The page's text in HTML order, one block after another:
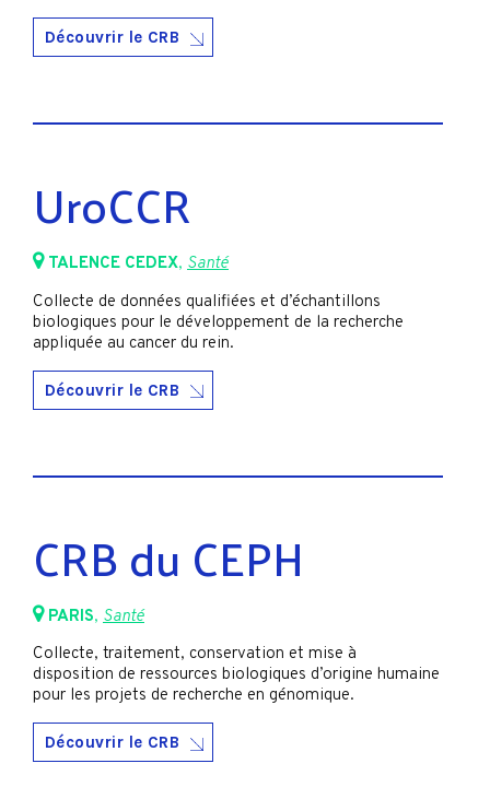
Découvrir le CRB
UroCCR
TALENCE CEDEX, Santé
Collecte de données qualifiées et d’échantillons
biologiques pour le développement de la recherche
appliquée au cancer du rein.
Découvrir le CRB
CRB du CEPH
PARIS, Santé
Collecte, traitement, conservation et mise à
disposition de ressources biologiques d’origine humaine
pour les projets de recherche en génomique.
Découvrir le CRB